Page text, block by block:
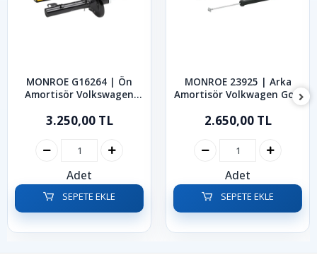
MONROE G16264 | Ön
Amortisör Volkswagen
3.250,00 TL
Adet
SEPETE EKLE
MONROE 23925 | Arka
Amortisör Volkwagen Golf
2.650,00 TL
Adet
SEPETE EKLE